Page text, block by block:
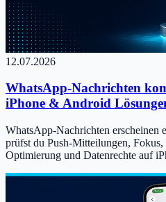
12.07.2026
WhatsApp-Nachrichten
iPhone & Android
WhatsApp-Nachrichten erscheinen
prüfst du Push-Mitteilungen,
Optimierung und Datenrechte auf